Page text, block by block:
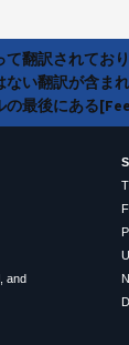
翻訳されて
い翻訳が含
最後にある
and